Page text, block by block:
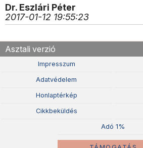
Dr. Eszlári Péter
2017-01-12 19:55:23
Asztali verzió
Impresszum
Adatvédelem
Honlaptérkép
Cikkbeküldés
Adó 1%